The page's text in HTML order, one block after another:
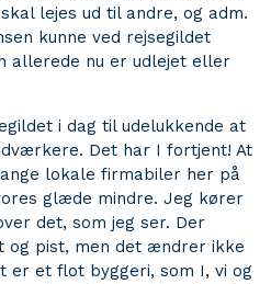
lejes ud til andre, og adm.
kunne ved rejsegildet
allerede nu er udlejet eller
i dag til udelukkende at
Det har I fortjent! At
lokale firmabiler her på
glæde mindre. Jeg kører
det, som jeg ser. Der
og pist, men det ændrer ikke
er et flot byggeri, som I, vi og